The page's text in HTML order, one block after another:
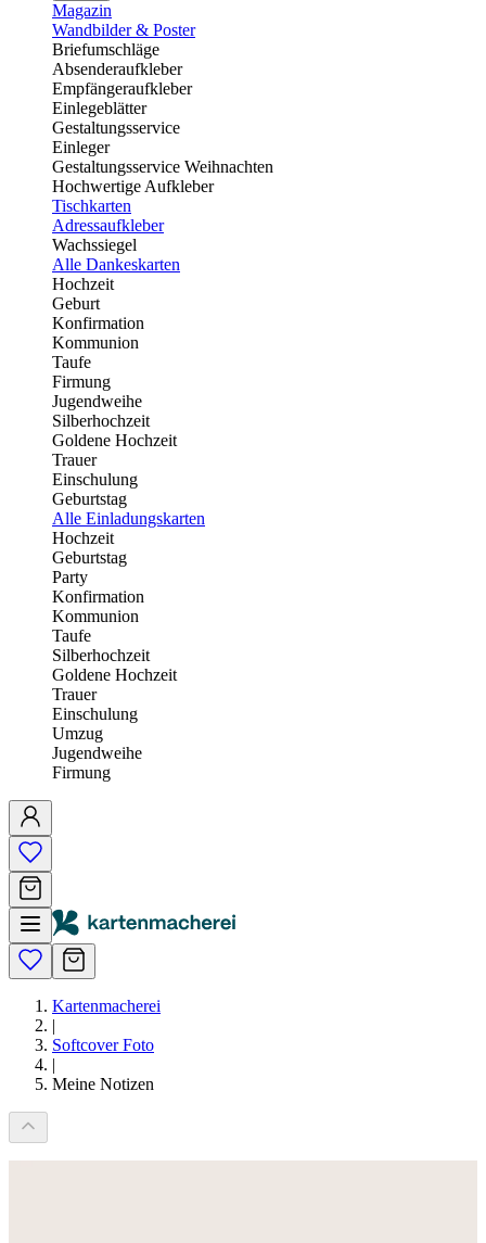
Magazin
Wandbilder & Poster
Briefumschläge
Absenderaufkleber
Empfängeraufkleber
Einlegeblätter
Gestaltungsservice
Einleger
Gestaltungsservice Weihnachten
Hochwertige Aufkleber
Tischkarten
Adressaufkleber
Wachssiegel
Alle Dankeskarten
Hochzeit
Geburt
Konfirmation
Kommunion
Taufe
Firmung
Jugendweihe
Silberhochzeit
Goldene Hochzeit
Trauer
Einschulung
Geburtstag
Alle Einladungskarten
Hochzeit
Geburtstag
Party
Konfirmation
Kommunion
Taufe
Silberhochzeit
Goldene Hochzeit
Trauer
Einschulung
Umzug
Jugendweihe
Firmung
Kartenmacherei
|
Softcover Foto
|
Meine Notizen